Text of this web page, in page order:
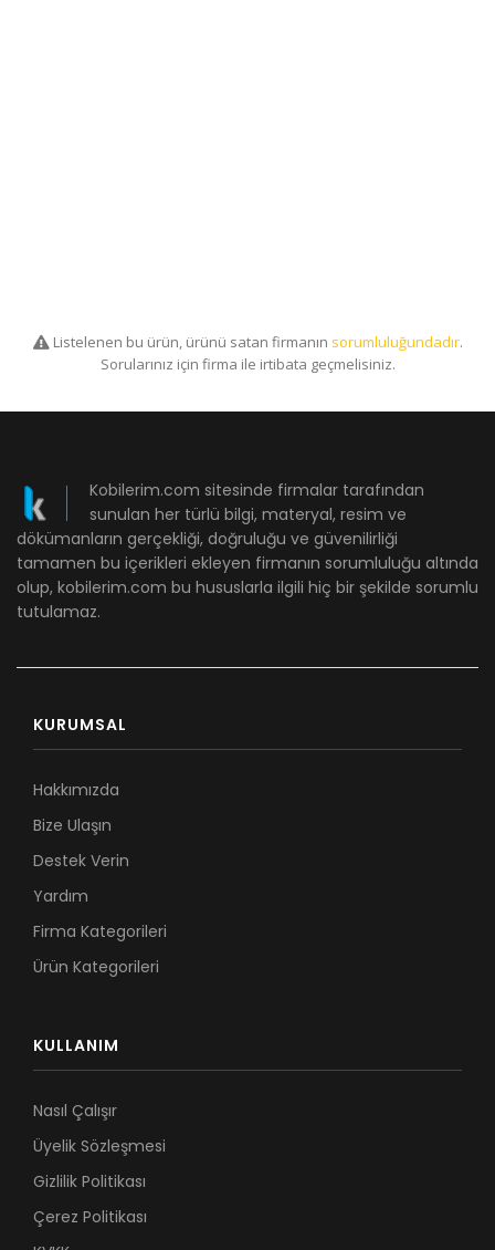
Listelenen bu ürün, ürünü satan firmanın sorumluluğundadır.
Sorularınız için firma ile irtibata geçmelisiniz.
Kobilerim.com sitesinde firmalar tarafından
sunulan her türlü bilgi, materyal, resim ve
dökümanların gerçekliği, doğruluğu ve güvenilirliği
tamamen bu içerikleri ekleyen firmanın sorumluluğu altında
olup, kobilerim.com bu hususlarla ilgili hiç bir şekilde sorumlu
tutulamaz.
KURUMSAL
Hakkımızda
Bize Ulaşın
Destek Verin
Yardım
Firma Kategorileri
Ürün Kategorileri
KULLANIM
Nasıl Çalışır
Üyelik Sözleşmesi
Gizlilik Politikası
Çerez Politikası